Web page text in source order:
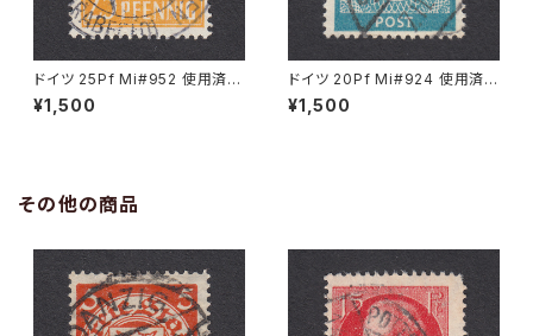
ドイツ 25Pf Mi#952 使用済み
切手｜MERKERSHAUSEN 14.
2.1948
¥1,500
ドイツ 20Pf Mi#924 使用済み
切手｜SIGLINGEN 7.11.1947
¥1,500
その他の商品